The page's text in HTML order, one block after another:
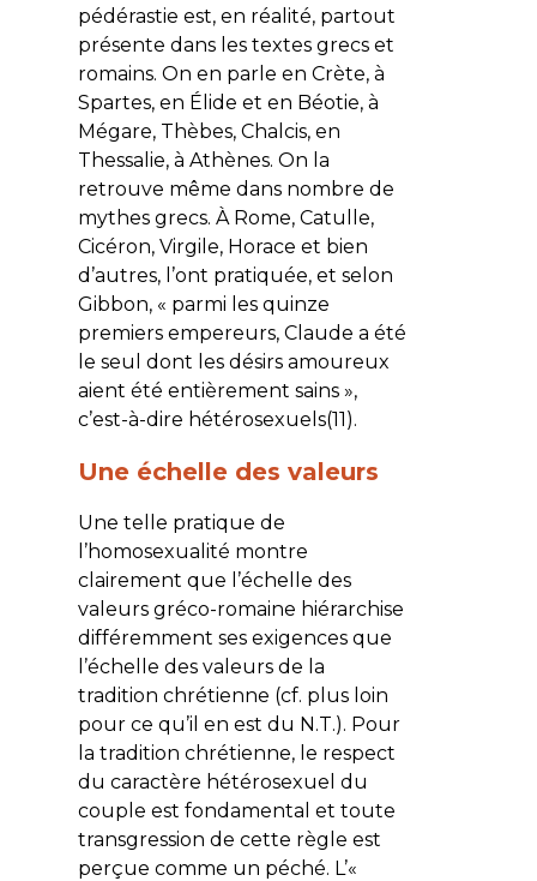
pédérastie est, en réalité, partout
présente dans les textes grecs et
romains. On en parle en Crète, à
Spartes, en Élide et en Béotie, à
Mégare, Thèbes, Chalcis, en
Thessalie, à Athènes. On la
retrouve même dans nombre de
mythes grecs. À Rome, Catulle,
Cicéron, Virgile, Horace et bien
d’autres, l’ont pratiquée, et selon
Gibbon, « parmi les quinze
premiers empereurs, Claude a été
le seul dont les désirs amoureux
aient été entièrement sains »,
c’est-à-dire hétérosexuels(11).
Une échelle des valeurs
Une telle pratique de
l’homosexualité montre
clairement que l’échelle des
valeurs gréco-romaine hiérarchise
différemment ses exigences que
l’échelle des valeurs de la
tradition chrétienne (cf. plus loin
pour ce qu’il en est du N.T.). Pour
la tradition chrétienne, le respect
du caractère hétérosexuel du
couple est fondamental et toute
transgression de cette règle est
perçue comme un péché. L’«